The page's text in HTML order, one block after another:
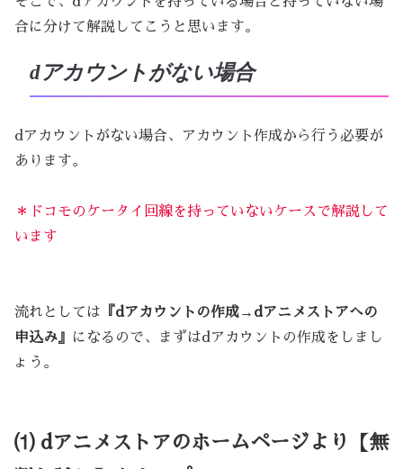
合に分けて解説してこうと思います。
dアカウントがない場合
dアカウントがない場合、アカウント作成から行う必要が
あります。
＊ドコモのケータイ回線を持っていないケースで解説して
います
流れとしては 『dアカウントの作成→dアニメストアへの
申込み』
になるので、まずはdアカウントの作成をしまし
ょう。
⑴ dアニメストアのホームページより【無